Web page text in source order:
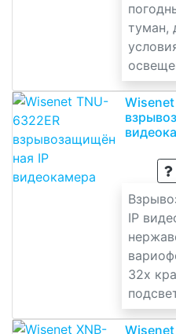
туман,
IP
32х